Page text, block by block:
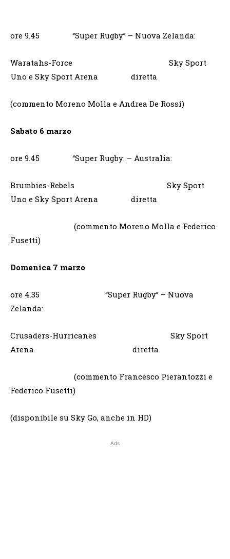
ore 9.45 “Super Rugby” – Nuova Zelanda:
Waratahs-Force Sky Sport
Uno e Sky Sport Arena diretta
(commento Moreno Molla e Andrea De Rossi)
Sabato 6 marzo
ore 9.45 “Super Rugby: – Australia:
Brumbies-Rebels Sky Sport
Uno e Sky Sport Arena diretta
(commento Moreno Molla e Federico
Fusetti)
Domenica 7 marzo
ore 4.35 “Super Rugby” – Nuova
Zelanda:
Crusaders-Hurricanes Sky Sport
Arena diretta
(commento Francesco Pierantozzi e
Federico Fusetti)
(disponibile su Sky Go, anche in HD)
Ads